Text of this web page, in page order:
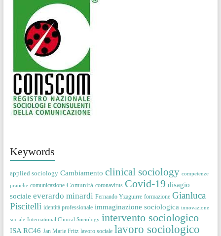
Keywords
applied sociology Cambiamento clinical sociology competenze
pratiche comunicazione Comunità coronavirus Covid-19 disagio
sociale everardo minardi Fernando Yzaguirre formazione Gianluca
Piscitelli identità professionale immaginazione sociologica innovazione
sociale International Clinical Sociology intervento sociologico
ISA RC46 Jan Marie Fritz lavoro sociale lavoro sociologico